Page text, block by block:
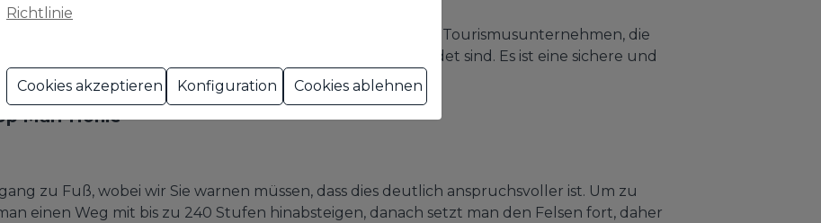
haben, machen Sie sich keine Sorgen: Es gibt lokale aktive Tourismusunternehmen, die
mit Ausbildern, die in Rettung und Erster Hilfe ausgebildet sind. Es ist eine sichere und
wenn man keine Paddelerfahrung hat.
Marí-Höhle
zu Fuß, wobei wir Sie warnen müssen, dass dies deutlich anspruchsvoller ist. Um zu
einen Weg mit bis zu 240 Stufen hinabsteigen, danach setzt man den Felsen fort, daher
Richtlinie
Cookies akzeptieren Konfiguration Cookies ablehnen